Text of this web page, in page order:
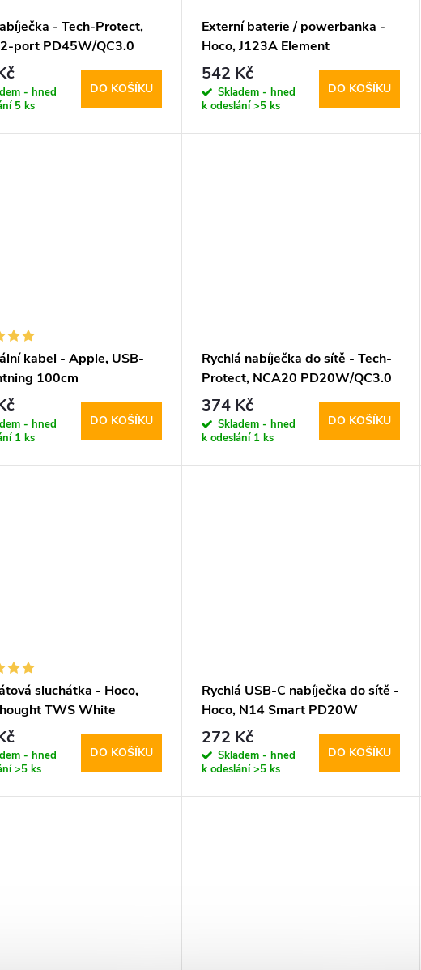
- Tech-Protect,
port PD45W/QC3.0
- hned
5 ks
DO KOŠÍKU
Externí baterie / powerbanka -
Hoco, J123A Element
20000mAh Black
542 Kč
Skladem - hned
k odeslání>5 ks
DO KOŠÍKU
kabel - Apple, USB-
100cm
- hned
1 ks
DO KOŠÍKU
Rychlá nabíječka do sítě - Tech-
Protect, NCA20 PD20W/QC3.0
+ Lightning kabel
374 Kč
Skladem - hned
k odeslání 1 ks
DO KOŠÍKU
sluchátka - Hoco,
TWS White
- hned
>5 ks
DO KOŠÍKU
Rychlá USB-C nabíječka do sítě -
Hoco, N14 Smart PD20W
272 Kč
Skladem - hned
k odeslání>5 ks
DO KOŠÍKU